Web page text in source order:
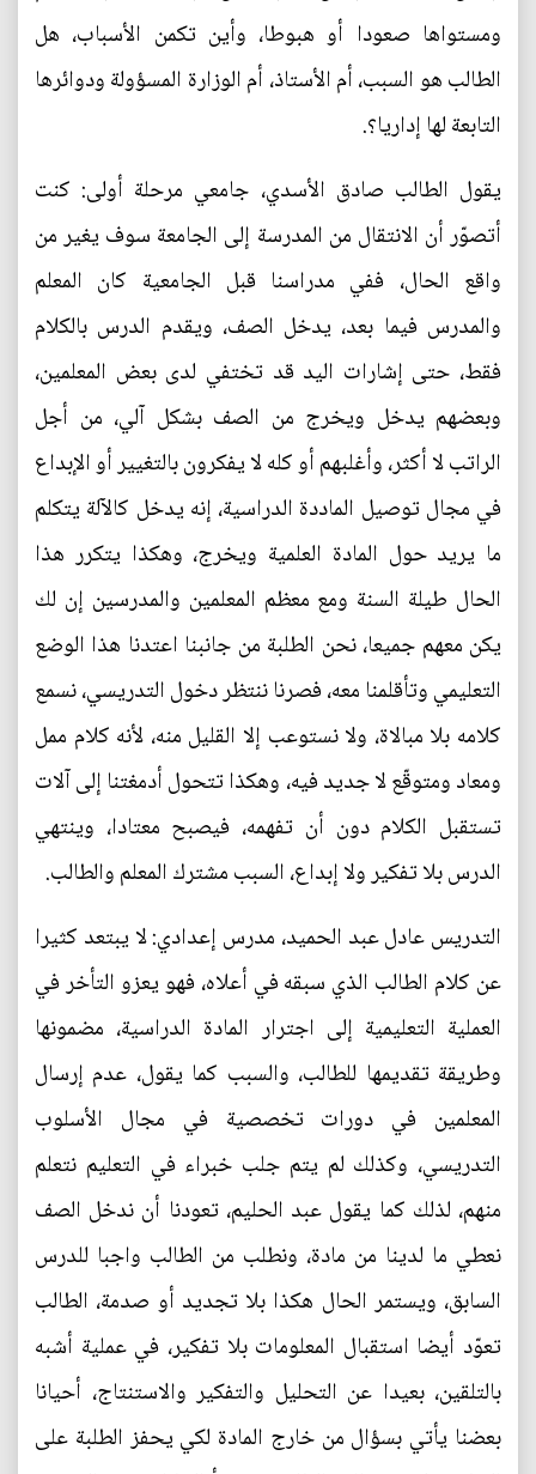
ومستواها صعودا أو هبوطا، وأين تكمن الأسباب، هل
الطالب هو السبب، أم الأستاذ، أم الوزارة المسؤولة ودوائرها
التابعة لها إداريا؟.
يقول الطالب صادق الأسدي، جامعي مرحلة أولى: كنت
أتصوّر أن الانتقال من المدرسة إلى الجامعة سوف يغير من
واقع الحال، ففي مدراسنا قبل الجامعية كان المعلم
والمدرس فيما بعد، يدخل الصف، ويقدم الدرس بالكلام
فقط، حتى إشارات اليد قد تختفي لدى بعض المعلمين،
وبعضهم يدخل ويخرج من الصف بشكل آلي، من أجل
الراتب لا أكثر، وأغلبهم أو كله لا يفكرون بالتغيير أو الإبداع
في مجال توصيل الماددة الدراسية، إنه يدخل كالآلة يتكلم
ما يريد حول المادة العلمية ويخرج، وهكذا يتكرر هذا
الحال طيلة السنة ومع معظم المعلمين والمدرسين إن لك
يكن معهم جميعا، نحن الطلبة من جانبنا اعتدنا هذا الوضع
التعليمي وتأقلمنا معه، فصرنا ننتظر دخول التدريسي، نسمع
كلامه بلا مبالاة، ولا نستوعب إلا القليل منه، لأنه كلام ممل
ومعاد ومتوقّع لا جديد فيه، وهكذا تتحول أدمغتنا إلى آلات
تستقبل الكلام دون أن تفهمه، فيصبح معتادا، وينتهي
الدرس بلا تفكير ولا إبداع، السبب مشترك المعلم والطالب.
التدريس عادل عبد الحميد، مدرس إعدادي: لا يبتعد كثيرا
عن كلام الطالب الذي سبقه في أعلاه، فهو يعزو التأخر في
العملية التعليمية إلى اجترار المادة الدراسية، مضمونها
وطريقة تقديمها للطالب، والسبب كما يقول، عدم إرسال
المعلمين في دورات تخصصية في مجال الأسلوب
التدريسي، وكذلك لم يتم جلب خبراء في التعليم نتعلم
منهم، لذلك كما يقول عبد الحليم، تعودنا أن ندخل الصف
نعطي ما لدينا من مادة، ونطلب من الطالب واجبا للدرس
السابق، ويستمر الحال هكذا بلا تجديد أو صدمة، الطالب
تعوّد أيضا استقبال المعلومات بلا تفكير، في عملية أشبه
بالتلقين، بعيدا عن التحليل والتفكير والاستنتاج، أحيانا
بعضنا يأتي بسؤال من خارج المادة لكي يحفز الطلبة على